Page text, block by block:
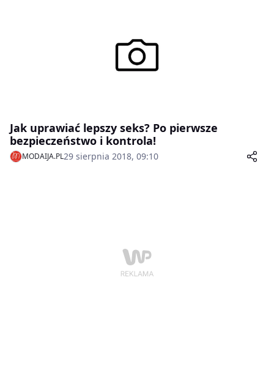
Jak uprawiać lepszy seks? Po pierwsze
bezpieczeństwo i kontrola!
MODAIJA.PL29 sierpnia 2018, 09:10